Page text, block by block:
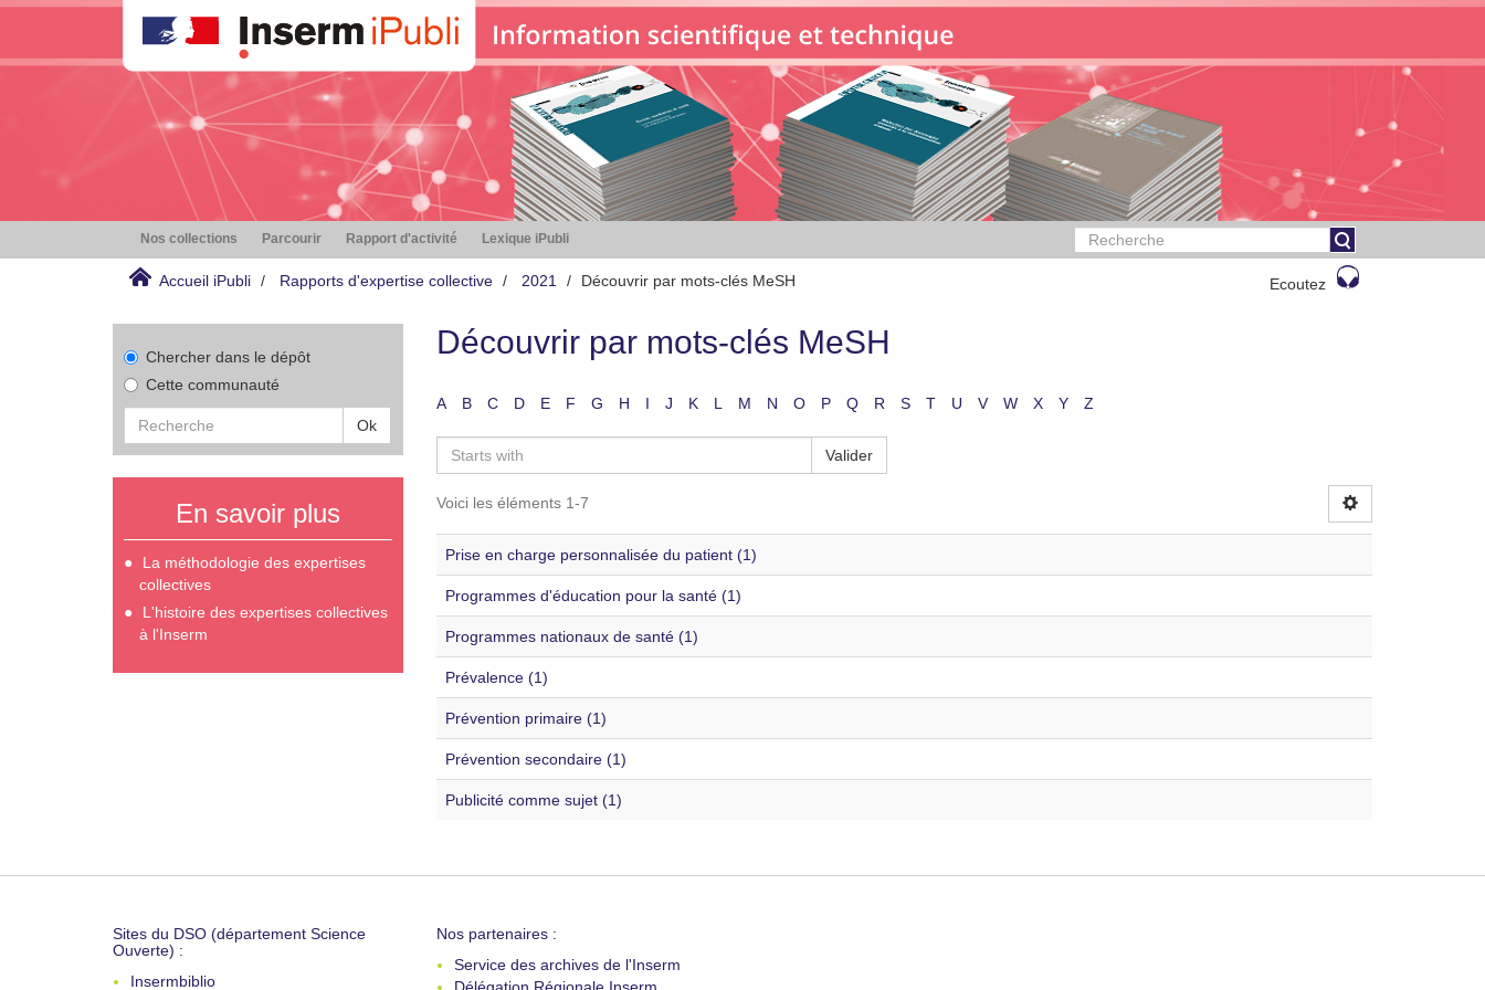
Nos collections Parcourir Rapport d'activité Lexique iPubli
Accueil iPubli Rapports d'expertise collective 2021 Découvrir par mots-clés MeSH Ecoutez
Chercher dans le dépôt
Cette communauté
Ok
En savoir plus
La méthodologie des expertises
collectives
L'histoire des expertises collectives
à l'Inserm
Découvrir par mots-clés MeSH
A B C D E F G H I J K L M N O P Q R S T U V W X Y Z
Valider
Voici les éléments 1-7
Prise en charge personnalisée du patient (1)
Programmes d'éducation pour la santé (1)
Programmes nationaux de santé (1)
Prévalence (1)
Prévention primaire (1)
Prévention secondaire (1)
Publicité comme sujet (1)
Sites du DSO (département Science
Ouverte) :
Insermbiblio
Nos partenaires :
Service des archives de l'Inserm